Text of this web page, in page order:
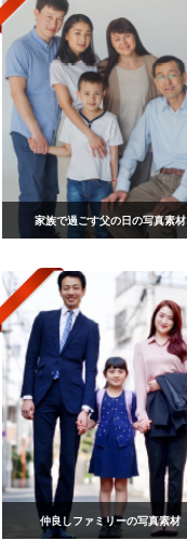
家族で過ごす父の日の写真素材
仲良しファミリーの写真素材